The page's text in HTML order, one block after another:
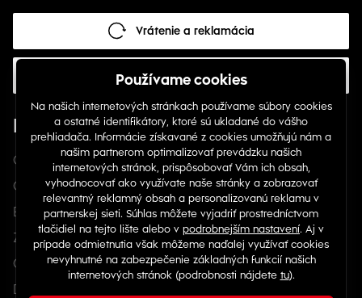
Vrátenie a reklamácia
Najčastejšie otázky
Firma
O nás
Obchodné podmienky
B2B / nákup na firmu
Zásady ochrany osobných údajov
Cookies
Doprava a platba